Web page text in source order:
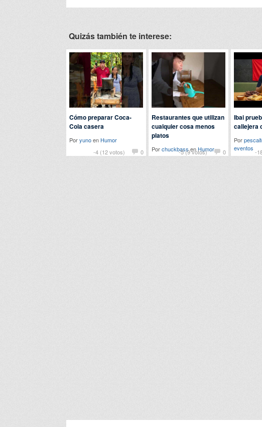
Quizás también te interese:
-4 (12 votos) 0
Cómo preparar Coca-
Cola casera
Poryunoen Humor
-5 (9 votos)
0
Restaurantes que utilizan
cualquier cosa menos
platos
PorchuckbassenHumor -
Ibai
callejera
Por
eventos